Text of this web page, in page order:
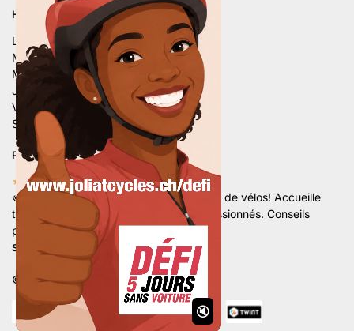
HORAIRE D’ÉTÉ
Lu. – 9h – 12h | 14h – 18h
Ma. – 9h – 12h | 14h – 18h
Me. – 9h – 12h | 14h – 18h
Je. – 9h – 12h | 14h – 18h
Ve. – 9h – 12h | 14h – 18h
Sa. – 9h – 12h | 13h30 – 16h
PLUS DE 80 AVIS 5 ÉTOILES
★★★★★
«
Superbe magasin avec un grand choix de vélos! Accueille
très sympathique par une équipe de passionnés. Conseils
professionnels et de qualités.«
Stan Hx.
© Développé par Marketamine Sarl.